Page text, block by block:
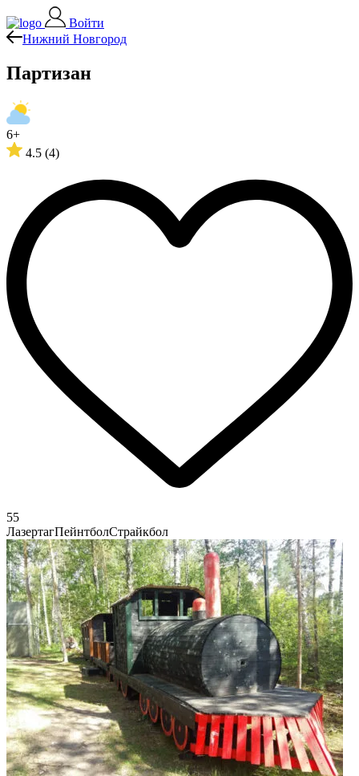
Войти
Нижний Новгород
Партизан
6+
4.5 (4)
55
ЛазертагПейнтболСтрайкбол